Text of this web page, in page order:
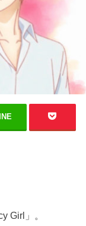
Girl」。